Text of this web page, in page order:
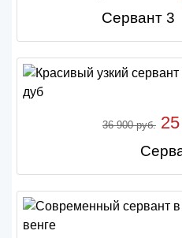
Сервант 3
36 900 руб.